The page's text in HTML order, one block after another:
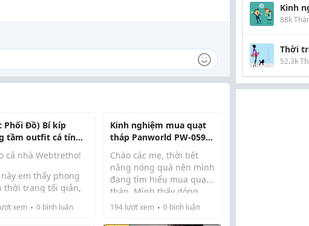
Phối Đồ) Bí kíp
tầm outfit cá tính
hội chị em với em
nhà Emily Bag
cả nhà Webtretho!
này em thấy phong
thời trang tối giản,
Bản thân em
xem 0 bình luận
Kinh nghiệm mua quạt
tháp Panworld PW-059H
cho gia đình
Chào các mẹ, thời tiết
nắng nóng quá nên mình
đang tìm hiểu mua quạt
tháp. Mình thấy dòng
quạt tháp Panworld có
194lượt xem 0bình luận
Kinh
88k
Thời
52.3k